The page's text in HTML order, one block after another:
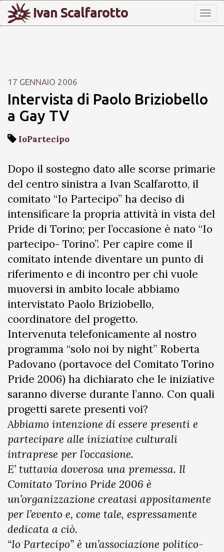
Ivan Scalfarotto
17 GENNAIO 2006
Intervista di Paolo Briziobello
a Gay TV
IoPartecipo
Dopo il sostegno dato alle scorse primarie
del centro sinistra a Ivan Scalfarotto, il
comitato “Io Partecipo” ha deciso di
intensificare la propria attività in vista del
Pride di Torino; per l’occasione è nato “Io
partecipo- Torino”. Per capire come il
comitato intende diventare un punto di
riferimento e di incontro per chi vuole
muoversi in ambito locale abbiamo
intervistato Paolo Briziobello,
coordinatore del progetto.
Intervenuta telefonicamente al nostro
programma “solo noi by night” Roberta
Padovano (portavoce del Comitato Torino
Pride 2006) ha dichiarato che le iniziative
saranno diverse durante l’anno. Con quali
progetti sarete presenti voi?
Abbiamo intenzione di essere presenti e
partecipare alle iniziative culturali
intraprese per l’occasione.
E’ tuttavia doverosa una premessa. Il
Comitato Torino Pride 2006 è
un’organizzazione creatasi appositamente
per l’evento e, come tale, espressamente
dedicata a ciò.
“Io Partecipo” è un’associazione politico-